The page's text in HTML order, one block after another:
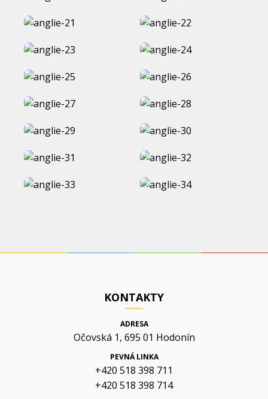
KONTAKTY
ADRESA
Očovská 1, 695 01 Hodonín
PEVNÁ LINKA
+420 518 398 711
+420 518 398 714